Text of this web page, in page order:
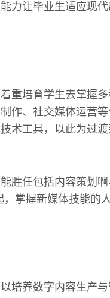
力让毕业生适应现
重培育学生去掌握
作、社交媒体运营
术工具，以此为过
胜任包括内容策划
掌握新媒体技能的
培养数字内容生产